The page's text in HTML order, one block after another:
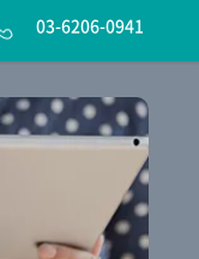
03-6206-0941